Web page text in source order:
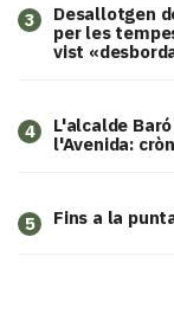
3
​Desallotgen
per les
vist
4
L'alcalde
l'Avenida:
5 Fins a la